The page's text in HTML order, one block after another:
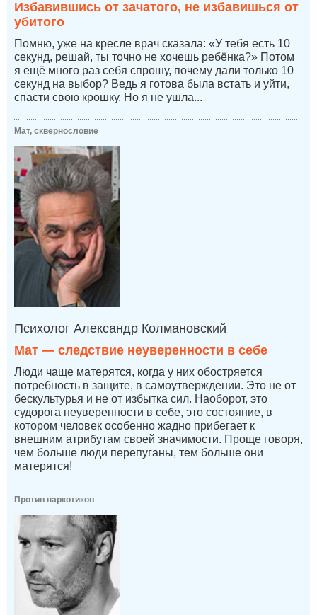
Избавившись от зачатого, не избавишься от
убитого
Помню, уже на кресле врач сказала: «У тебя есть 10
секунд, решай, ты точно не хочешь ребёнка?» Потом
я ещё много раз себя спрошу, почему дали только 10
секунд на выбор? Ведь я готова была встать и уйти,
спасти свою крошку. Но я не ушла...
Мат, сквернословие
Психолог Александр Колмановский
Мат — следствие неуверенности в себе
Люди чаще матерятся, когда у них обостряется
потребность в защите, в самоутверждении. Это не от
бескультурья и не от избытка сил. Наоборот, это
судорога неуверенности в себе, это состояние, в
котором человек особенно жадно прибегает к
внешним атрибутам своей значимости. Проще говоря,
чем больше люди перепуганы, тем больше они
матерятся!
Против наркотиков